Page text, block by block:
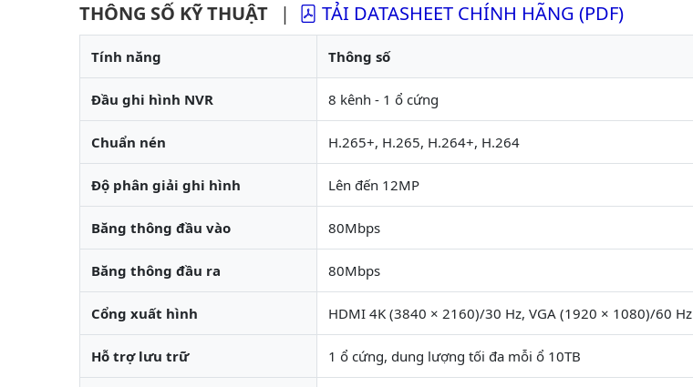
THÔNG SỐ KỸ THUẬT | TẢI DATASHEET CHÍNH HÃNG (PDF)
Tính năng Thông số
Đầu ghi hình NVR 8 kênh - 1 ổ cứng
Chuẩn nén H.265+, H.265, H.264+, H.264
Độ phân giải ghi hình Lên đến 12MP
Băng thông đầu vào 80Mbps
Băng thông đầu ra 80Mbps
Cổng xuất hình HDMI 4K (3840 × 2160)/30 Hz, VGA (1920 × 1080)/60 Hz
Hỗ trợ lưu trữ 1 ổ cứng, dung lượng tối đa mỗi ổ 10TB